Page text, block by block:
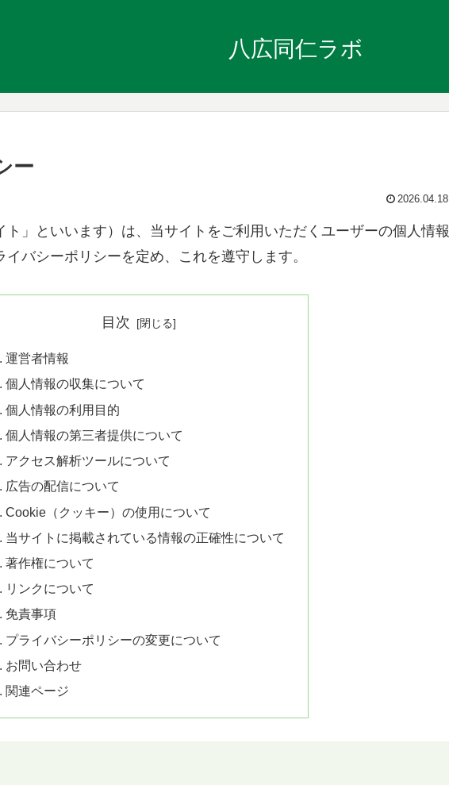
八広同仁ラボ
ー
2026.04.18
ト」といいます）は、当サイトをご利用いただくユーザーの個人情報
バシーポリシーを定め、これを遵守します。
目次
運営者情報
個人情報の収集について
個人情報の利用目的
個人情報の第三者提供について
アクセス解析ツールについて
広告の配信について
Cookie（クッキー）の使用について
当サイトに掲載されている情報の正確性について
著作権について
リンクについて
免責事項
プライバシーポリシーの変更について
お問い合わせ
関連ページ